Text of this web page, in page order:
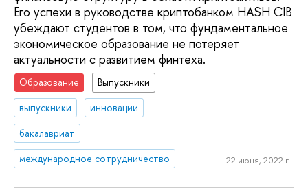
Его успехи в руководстве криптобанком HASH CIB
убеждают студентов в том, что фундаментальное
экономическое образование не потеряет
актуальности с развитием финтеха.
Образование
Выпускники
выпускники
инновации
бакалавриат
международное сотрудничество
22 июня, 2022 г.